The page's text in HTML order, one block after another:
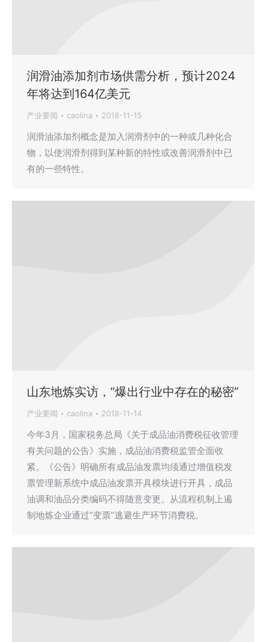
润滑油添加剂市场供需分析，预计2024
年将达到164亿美元
产业要闻 caolina 2018-11-15
润滑油添加剂概念是加入润滑剂中的一种或几种化合
物，以使润滑剂得到某种新的特性或改善润滑剂中已
有的一些特性。
山东地炼实访，“爆出行业中存在的秘密”
产业要闻 caolina 2018-11-14
今年3月，国家税务总局《关于成品油消费税征收管理
有关问题的公告》实施，成品油消费税监管全面收
紧。《公告》明确所有成品油发票均须通过增值税发
票管理新系统中成品油发票开具模块进行开具，成品
油调和油品分类编码不得随意变更。从流程机制上遏
制地炼企业通过“变票”逃避生产环节消费税。